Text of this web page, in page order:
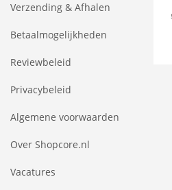
Verzending & Afhalen
Betaalmogelijkheden
Reviewbeleid
Privacybeleid
Algemene voorwaarden
Over Shopcore.nl
Vacatures